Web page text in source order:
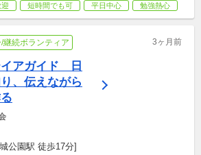
短時間でも可 平日中心 勉強熱心
/継続ボランティア 3ヶ月前
アガイド　日
、伝えながら
公園駅 徒歩17分]